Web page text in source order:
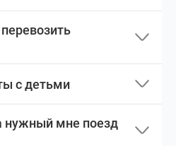
с детьми
нужный мне поезд